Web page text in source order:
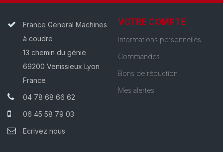
France General Machines
à coudre
13 chemin du génie
69200 Venissieux Lyon
France
04 78 68 66 62
06 45 58 79 03
Ecrivez nous
VOTRE COMPTE
Informations personnelles
Commandes
Bons de réduction
Mes alertes